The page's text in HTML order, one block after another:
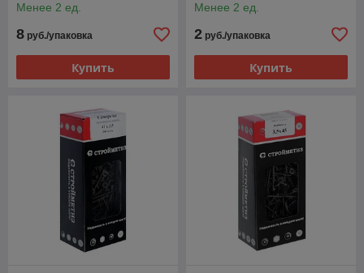
Менее 2 ед.
8 руб./упаковка
Купить
Менее 2 ед.
2 руб./упаковка
Купить